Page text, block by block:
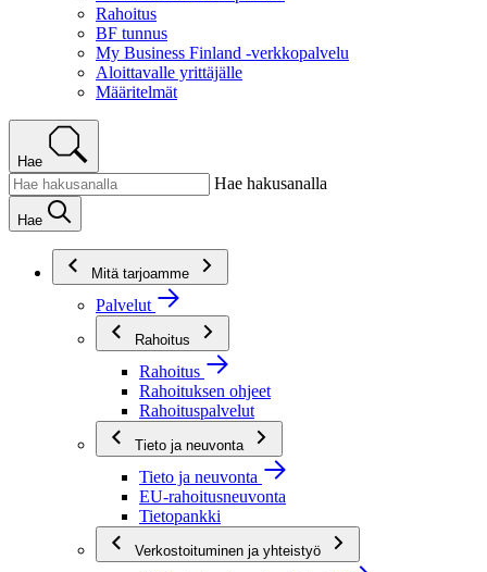
Rahoitus
BF tunnus
My Business Finland -verkkopalvelu
Aloittavalle yrittäjälle
Määritelmät
Hae
Hae hakusanalla
Hae
Mitä tarjoamme
Palvelut
Rahoitus
Rahoitus
Rahoituksen ohjeet
Rahoituspalvelut
Tieto ja neuvonta
Tieto ja neuvonta
EU-rahoitusneuvonta
Tietopankki
Verkostoituminen ja yhteistyö